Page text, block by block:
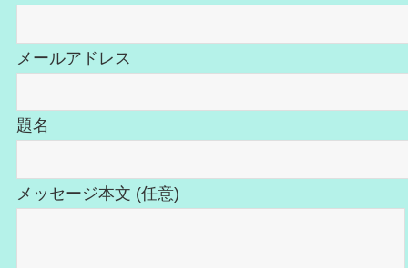
メールアドレス
題名
メッセージ本文 (任意)